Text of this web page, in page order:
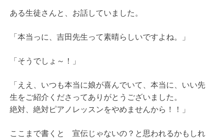
ある生徒さんと、お話していました。
「本当っに、吉田先生って素晴らしいですよね。」
「そうでしょ～！」
「ええ、いつも本当に娘が喜んでいて、本当に、いい先
生をご紹介くださってありがとうございました。
絶対、絶対ピアノレッスンをやめませんから！！」
ここまで書くと 宣伝じゃないの？と思われるかもしれ